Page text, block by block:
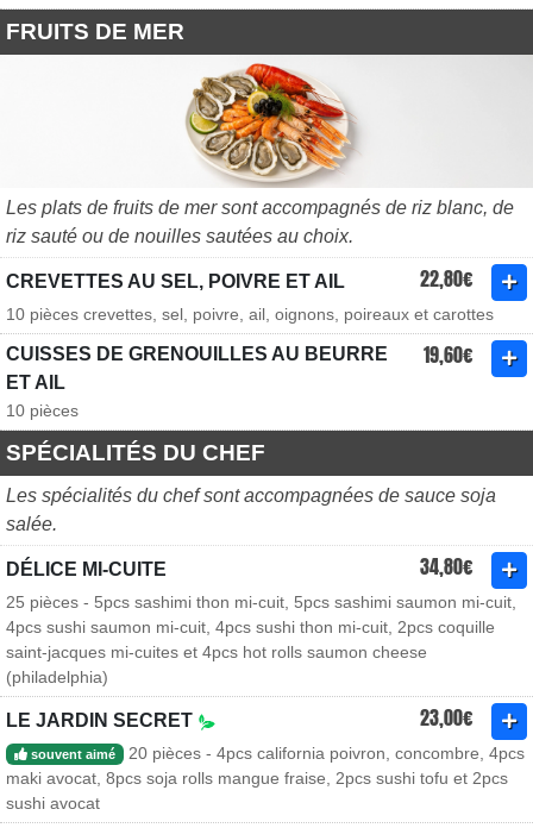
FRUITS DE MER
Les plats de fruits de mer sont accompagnés de riz blanc, de
riz sauté ou de nouilles sautées au choix.
CREVETTES AU SEL, POIVRE ET AIL 22,80€
10 pièces crevettes, sel, poivre, ail, oignons, poireaux et carottes
CUISSES DE GRENOUILLES AU BEURRE
ET AIL
19,60€
10 pièces
SPÉCIALITÉS DU CHEF
Les spécialités du chef sont accompagnées de sauce soja
salée.
DÉLICE MI-CUITE 34,80€
25 pièces - 5pcs sashimi thon mi-cuit, 5pcs sashimi saumon mi-cuit,
4pcs sushi saumon mi-cuit, 4pcs sushi thon mi-cuit, 2pcs coquille
saint-jacques mi-cuites et 4pcs hot rolls saumon cheese
(philadelphia)
LE JARDIN SECRET 23,00€
souvent aimé
20 pièces - 4pcs california poivron, concombre, 4pcs
maki avocat, 8pcs soja rolls mangue fraise, 2pcs sushi tofu et 2pcs
sushi avocat